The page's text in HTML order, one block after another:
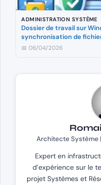
ADMINISTRATION SYSTÈME
Dossier de travail sur
synchronisation de
📅 06/04/2026
Architecte Système
Expert en
d’expérience sur le
projet Systèmes et